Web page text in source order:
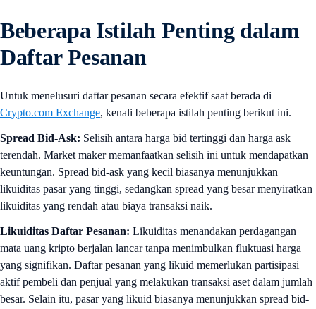
Beberapa Istilah Penting dalam
Daftar Pesanan
Untuk menelusuri daftar pesanan secara efektif saat berada di
Crypto.com Exchange, kenali beberapa istilah penting berikut ini.
Spread Bid-Ask: Selisih antara harga bid tertinggi dan harga ask
terendah. Market maker memanfaatkan selisih ini untuk mendapatkan
keuntungan. Spread bid-ask yang kecil biasanya menunjukkan
likuiditas pasar yang tinggi, sedangkan spread yang besar menyiratkan
likuiditas yang rendah atau biaya transaksi naik.
Likuiditas Daftar Pesanan: Likuiditas menandakan perdagangan
mata uang kripto berjalan lancar tanpa menimbulkan fluktuasi harga
yang signifikan. Daftar pesanan yang likuid memerlukan partisipasi
aktif pembeli dan penjual yang melakukan transaksi aset dalam jumlah
besar. Selain itu, pasar yang likuid biasanya menunjukkan spread bid-